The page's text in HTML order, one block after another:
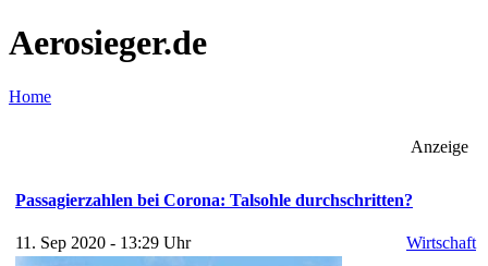
Aerosieger.de
Home
Anzeige
Passagierzahlen bei Corona: Talsohle durchschritten?
11. Sep 2020 - 13:29 Uhr Wirtschaft